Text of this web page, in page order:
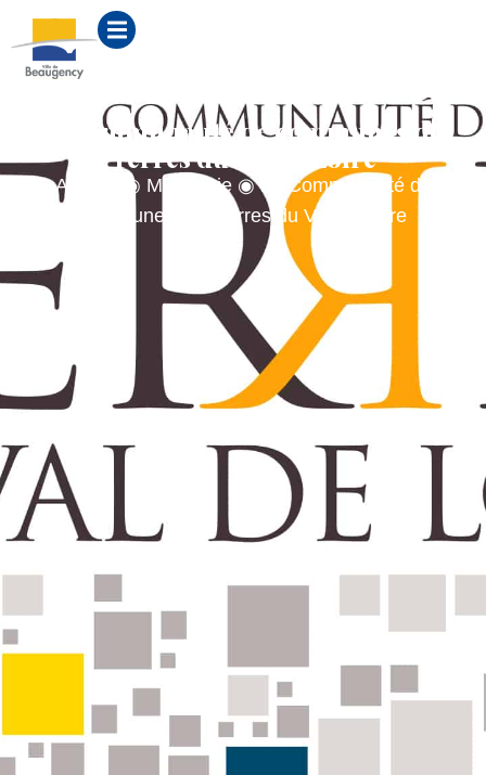
principal
La Communauté de communes des
Terres du Val de Loire
Accueil ◉ Ma Mairie◉La Communauté de
communes des Terres du Val de Loire